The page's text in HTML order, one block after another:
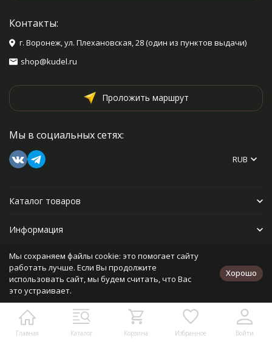
Главная Каталог Корзина Избранное Войти
Контакты:
г. Воронеж, ул. Плехановская, 28 (один из пунктов выдачи)
shop@kudel.ru
Проложить маршрут
Мы в социальных сетях:
RUB
Каталог товаров
Информация
Прочее
Политика персональных данных
Разработано в
bodysite.ru
Мы сохраняем файлы cookie: это помогает сайту
работать лучше. Если Вы продолжите
использовать сайт, мы будем считать, что Вас
это устраивает.
Хорошо